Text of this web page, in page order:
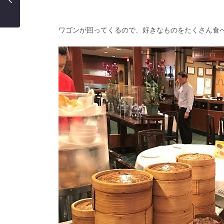
ワゴンが回ってくるので、好きなものをたくさん食